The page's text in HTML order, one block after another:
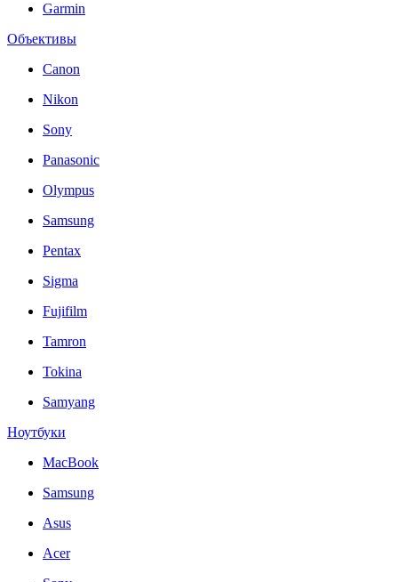
Garmin
Объективы
Canon
Nikon
Sony
Panasonic
Olympus
Samsung
Pentax
Sigma
Fujifilm
Tamron
Tokina
Samyang
Ноутбуки
MacBook
Samsung
Asus
Acer